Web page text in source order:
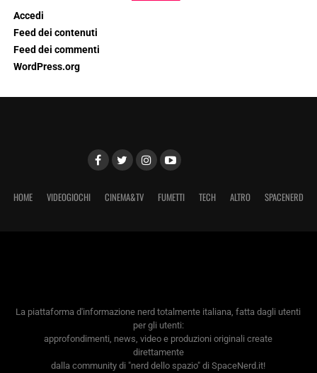
Accedi
Feed dei contenuti
Feed dei commenti
WordPress.org
HOME VIDEOGIOCHI CINEMA&TV FUMETTI TECH ALTRO SPACENERD
La piattaforma d'informazione nerd totalmente italiana, fatta dagli utenti
per gli utenti:
approfondimenti, news, video e produzioni originali create
direttamente
dalla community di "nerd dello spazio" di SpaceNerd.it!